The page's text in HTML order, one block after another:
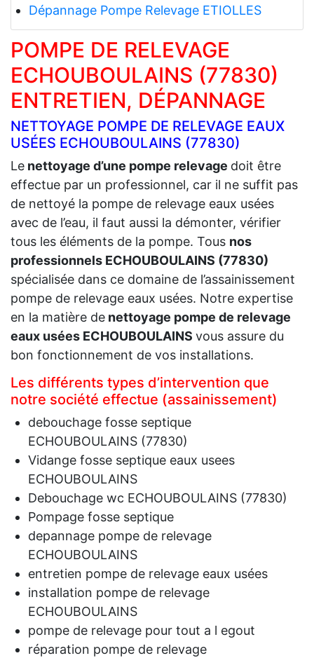
Dépannage Pompe Relevage ETIOLLES
POMPE DE RELEVAGE
ECHOUBOULAINS (77830)
ENTRETIEN, DÉPANNAGE
NETTOYAGE POMPE DE RELEVAGE EAUX
USÉES ECHOUBOULAINS (77830)
Le nettoyage d’une pompe relevage doit être
effectue par un professionnel, car il ne suffit pas
de nettoyé la pompe de relevage eaux usées
avec de l’eau, il faut aussi la démonter, vérifier
tous les éléments de la pompe. Tous nos
professionnels ECHOUBOULAINS (77830)
spécialisée dans ce domaine de l’assainissement
pompe de relevage eaux usées. Notre expertise
en la matière de nettoyage pompe de relevage
eaux usées ECHOUBOULAINS vous assure du
bon fonctionnement de vos installations.
Les différents types d’intervention que
notre société effectue (assainissement)
debouchage fosse septique
ECHOUBOULAINS (77830)
Vidange fosse septique eaux usees
ECHOUBOULAINS
Debouchage wc ECHOUBOULAINS (77830)
Pompage fosse septique
depannage pompe de relevage
ECHOUBOULAINS
entretien pompe de relevage eaux usées
installation pompe de relevage
ECHOUBOULAINS
pompe de relevage pour tout a l egout
réparation pompe de relevage